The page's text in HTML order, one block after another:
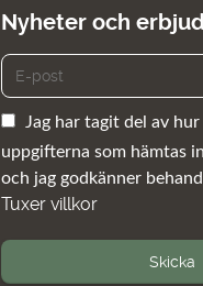
Nyheter och
Jag har tagit del av
uppgifterna som hämtas
och jag godkänner
Tuxer villkor
Skicka